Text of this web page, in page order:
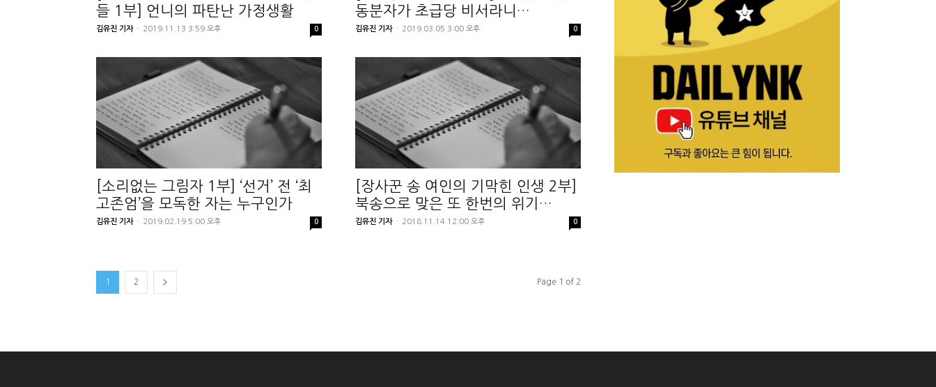
들 1부] 언니의 파탄난 가정생활
김유진 기자 - 2019.11.13 3:59 오후 0
동분자가 초급당 비서라니…
김유진 기자 - 2019.03.05 3:00 오후 0
[소리없는 그림자 1부] ‘선거’ 전 ‘최
고존엄’을 모독한 자는 누구인가
김유진 기자 - 2019.02.19 5:00 오후 0
[장사꾼 송 여인의 기막힌 인생 2부]
북송으로 맞은 또 한번의 위기…
김유진 기자 - 2018.11.14 12:00 오후 0
1 2 Page 1 of 2